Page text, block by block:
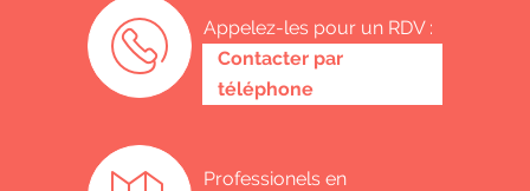
Appelez-les pour un RDV :
0485 58 62 32
Contacter par
téléphone
Professionels en